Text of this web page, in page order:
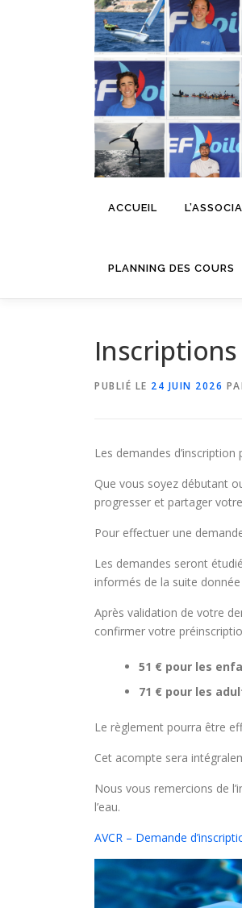
ACCUEIL
PLANNING DES COURS
Inscriptions
PUBLIÉ LE 24 JUIN 2026
Les demandes
Que vous soyez débutant
progresser et partager
Pour effectuer une
Les demandes seront
informés de la suite
Après validation de votre
confirmer votre
51 € pour les
71 € pour les
Le règlement pourra être
Cet acompte sera
Nous vous remercions de
l’eau.
AVCR – Demande